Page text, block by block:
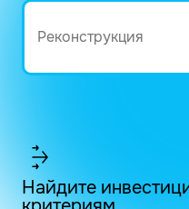
Найдите